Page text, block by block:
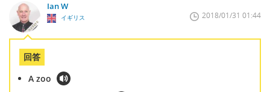
Ian W
イギリス 2018/01/31 01:44
回答
A zoo